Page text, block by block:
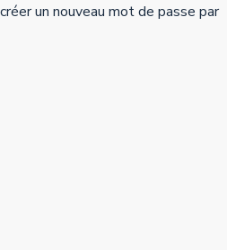
un nouveau mot de passe par